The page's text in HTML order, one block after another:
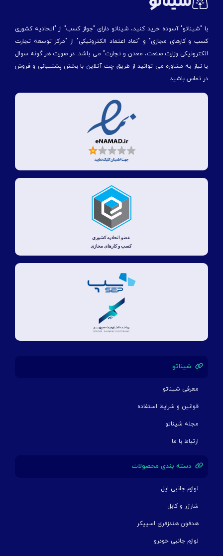
با "شیناتو" آسوده خرید کنید، شیناتو دارای "جواز کسب" از "اتحادیه کشوری
کسب و کارهای مجازی" و "نماد اعتماد الکترونیکی" از "مركز توسعه تجارت
الكترونیكی وزارت صنعت، معدن و تجارت" می باشد. در صورت هر گونه سوال
یا نیاز به مشاوره می توانید از طریق چت آنلاین با بخش پشتیبانی و فروش
در تماس باشید.
شیناتو
معرفی شیناتو
قوانین و شرایط استفاده
مجله شیناتو
ارتباط با ما
دسته بندی محصولات
لوازم جانبی اپل
شارژر و کابل
هدفون هندزفری اسپیکر
لوازم جانبی خودرو